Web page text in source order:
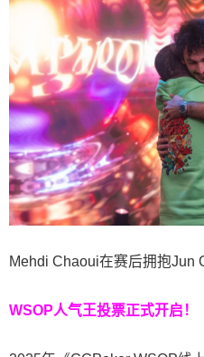
Mehdi Chaoui在赛后拥抱Jun
WSOP人气王投票正式开启！